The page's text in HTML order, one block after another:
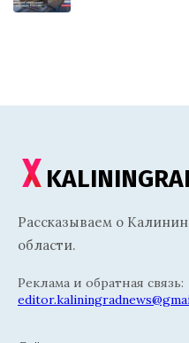
Рассказываем о
области.
Реклама и обратная связь: